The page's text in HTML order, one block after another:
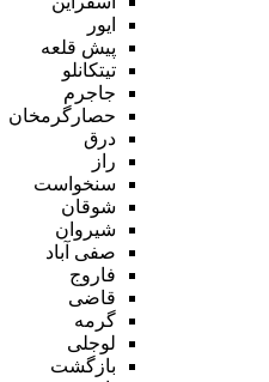
ایور
پیش قلعه
تیتکانلو
جاجرم
حصارگرمخان
درق
راز
سنخواست
شوقان
شیروان
صفی آباد
فاروج
قاضی
گرمه
لوجلی
بازگشت